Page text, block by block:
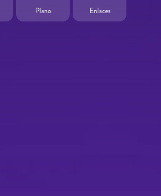
Plano Enlaces